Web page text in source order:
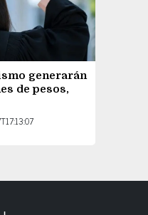
generarán
de pesos,